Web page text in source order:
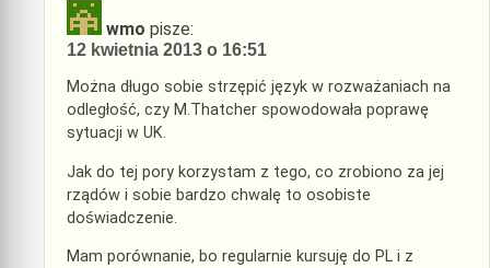
wmo pisze:
12 kwietnia 2013 o 16:51
Można długo sobie strzępić język w rozważaniach na
odległość, czy M.Thatcher spowodowała poprawę
sytuacji w UK.
Jak do tej pory korzystam z tego, co zrobiono za jej
rządów i sobie bardzo chwalę to osobiste
doświadczenie.
Mam porównanie, bo regularnie kursuję do PL i z